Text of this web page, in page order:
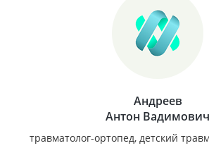
Андреев
Антон Вадимович
травматолог-ортопед, детский